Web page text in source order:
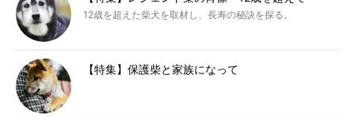
12歳を超えた柴犬を取材し、長寿の秘訣を探る。
【特集】保護柴と家族になって